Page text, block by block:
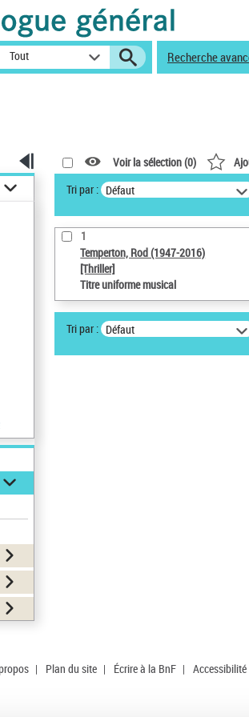
Tout Recherche
Voir la sélection (0)
Tri par : Défaut
1
Temperton, Rod (1947-2016)
[Thriller]
Titre uniforme musical
Tri par : Défaut
| Plan du site | Écrire à la BnF |